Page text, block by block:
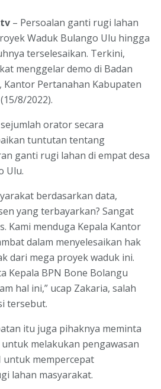
– Persoalan ganti rugi lahan
Waduk Bulango Ulu hingga
terselesaikan. Terkini,
menggelar demo di Badan
Kantor Pertanahan Kabupaten
8/2022).
orator secara
tuntutan tentang
ganti rugi lahan di empat desa
Ulu.
berdasarkan data,
yang terbayarkan? Sangat
Kami menduga Kepala Kantor
dalam menyelesaikan hak
dari mega proyek waduk ini.
Kepala BPN Bone Bolangu
hal ini,” ucap Zakaria, salah
tersebut.
itu juga pihaknya meminta
melakukan pengawasan
mempercepat
lahan masyarakat.